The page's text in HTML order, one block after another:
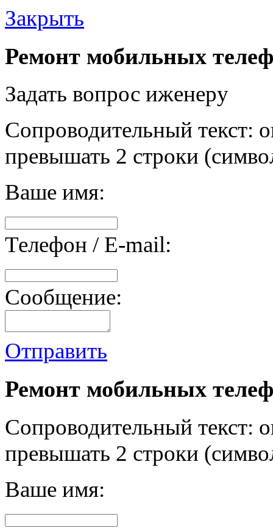
Закрыть
Ремонт мобильных
Задать вопрос иженеру
Сопроводительный текст:
превышать 2 строки
Ваше имя:
Телефон / E-mail:
Сообщение:
Отправить
Ремонт мобильных
Сопроводительный текст:
превышать 2 строки
Ваше имя: